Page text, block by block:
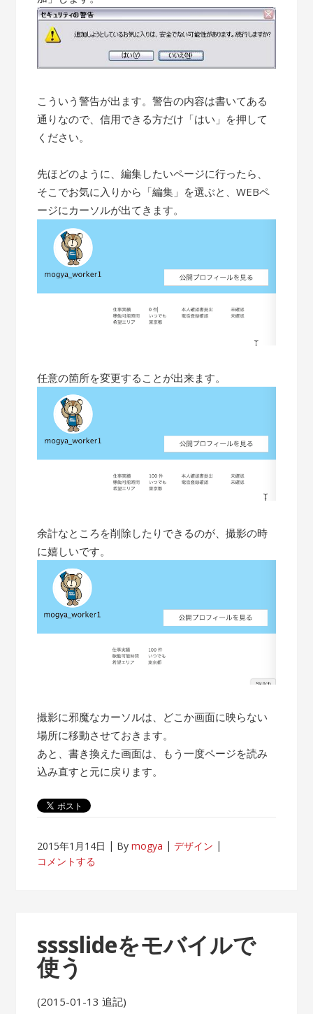
こういう警告が出ます。警告の内容は書いてある
通りなので、信用できる方だけ「はい」を押して
ください。
先ほどのように、編集したいページに行ったら、
そこでお気に入りから「編集」を選ぶと、WEBペ
ージにカーソルが出てきます。
任意の箇所を変更することが出来ます。
余計なところを削除したりできるのが、撮影の時
に嬉しいです。
撮影に邪魔なカーソルは、どこか画面に映らない
場所に移動させておきます。
あと、書き換えた画面は、もう一度ページを読み
込み直すと元に戻ります。
2015年1月14日 Bymogya
デザイン
コメントする
sssslideをモバイルで
使う
(2015-01-13 追記)